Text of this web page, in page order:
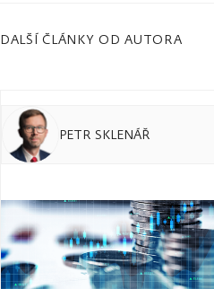
DALŠÍ ČLÁNKY OD AUTORA
PETR SKLENÁŘ